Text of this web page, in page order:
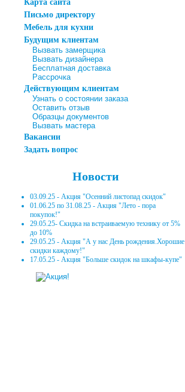
Письмо директору
Мебель для кухни
Будущим клиентам
Вызвать замерщика
Вызвать дизайнера
Бесплатная доставка
Рассрочка
Действующим клиентам
Узнать о состоянии заказа
Оставить отзыв
Образцы документов
Вызвать мастера
Вакансии
Задать вопрос
Новости
03.09.25 - Акция "Осенний листопад скидок"
01.06.25 по 31.08.25 - Акция "Лето - пора
покупок!"
29.05.25- Скидка на встраиваемую технику от 5%
до 10%
29.05.25 - Акция "А у нас День рождения.Хорошие
скидки каждому!"
17.05.25 - Акция "Больше скидок на шкафы-купе"